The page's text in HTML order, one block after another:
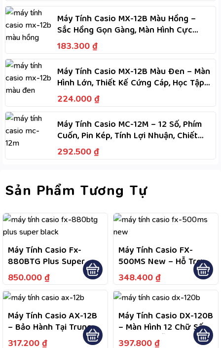
Máy Tính Casio MX-12B Màu Hồng –
Sắc Hồng Gọn Gàng, Màn Hình Cực
Lớn, Phím Dẻo, Tính Nhanh
183.300 ₫
Máy Tính Casio MX-12B Màu Đen – Màn
Hình Lớn, Thiết Kế Cứng Cáp, Học Tập
Dễ Dàng
224.000 ₫
Máy Tính Casio MC-12M – 12 Số, Phím
Cuốn, Pin Kép, Tính Lợi Nhuận, Chiết
Khấu, M+, M-
292.500 ₫
Sản Phẩm Tương Tự
Máy Tính Casio Fx-
880BTG Plus Super
Black – Bảo Hành 7
Năm Và 1 Đổi 1 Trong
Năm Đầu
850.000 ₫
Máy Tính Casio FX-
500MS New – Hỗ Trợ
244 Tính Năng Tính
Toán Phục Vụ Học Tập,
Bảo Hành Theo Chính
Sách Hãng
348.400 ₫
Máy Tính Casio AX-12B
– Bảo Hành Tại Trung
Tâm Bảo Hành Được
317.200 ₫
Máy Tính Casio DX-120B
– Màn Hình 12 Chữ Số
Cực Lớn, Dễ Quan Sát
397.800 ₫